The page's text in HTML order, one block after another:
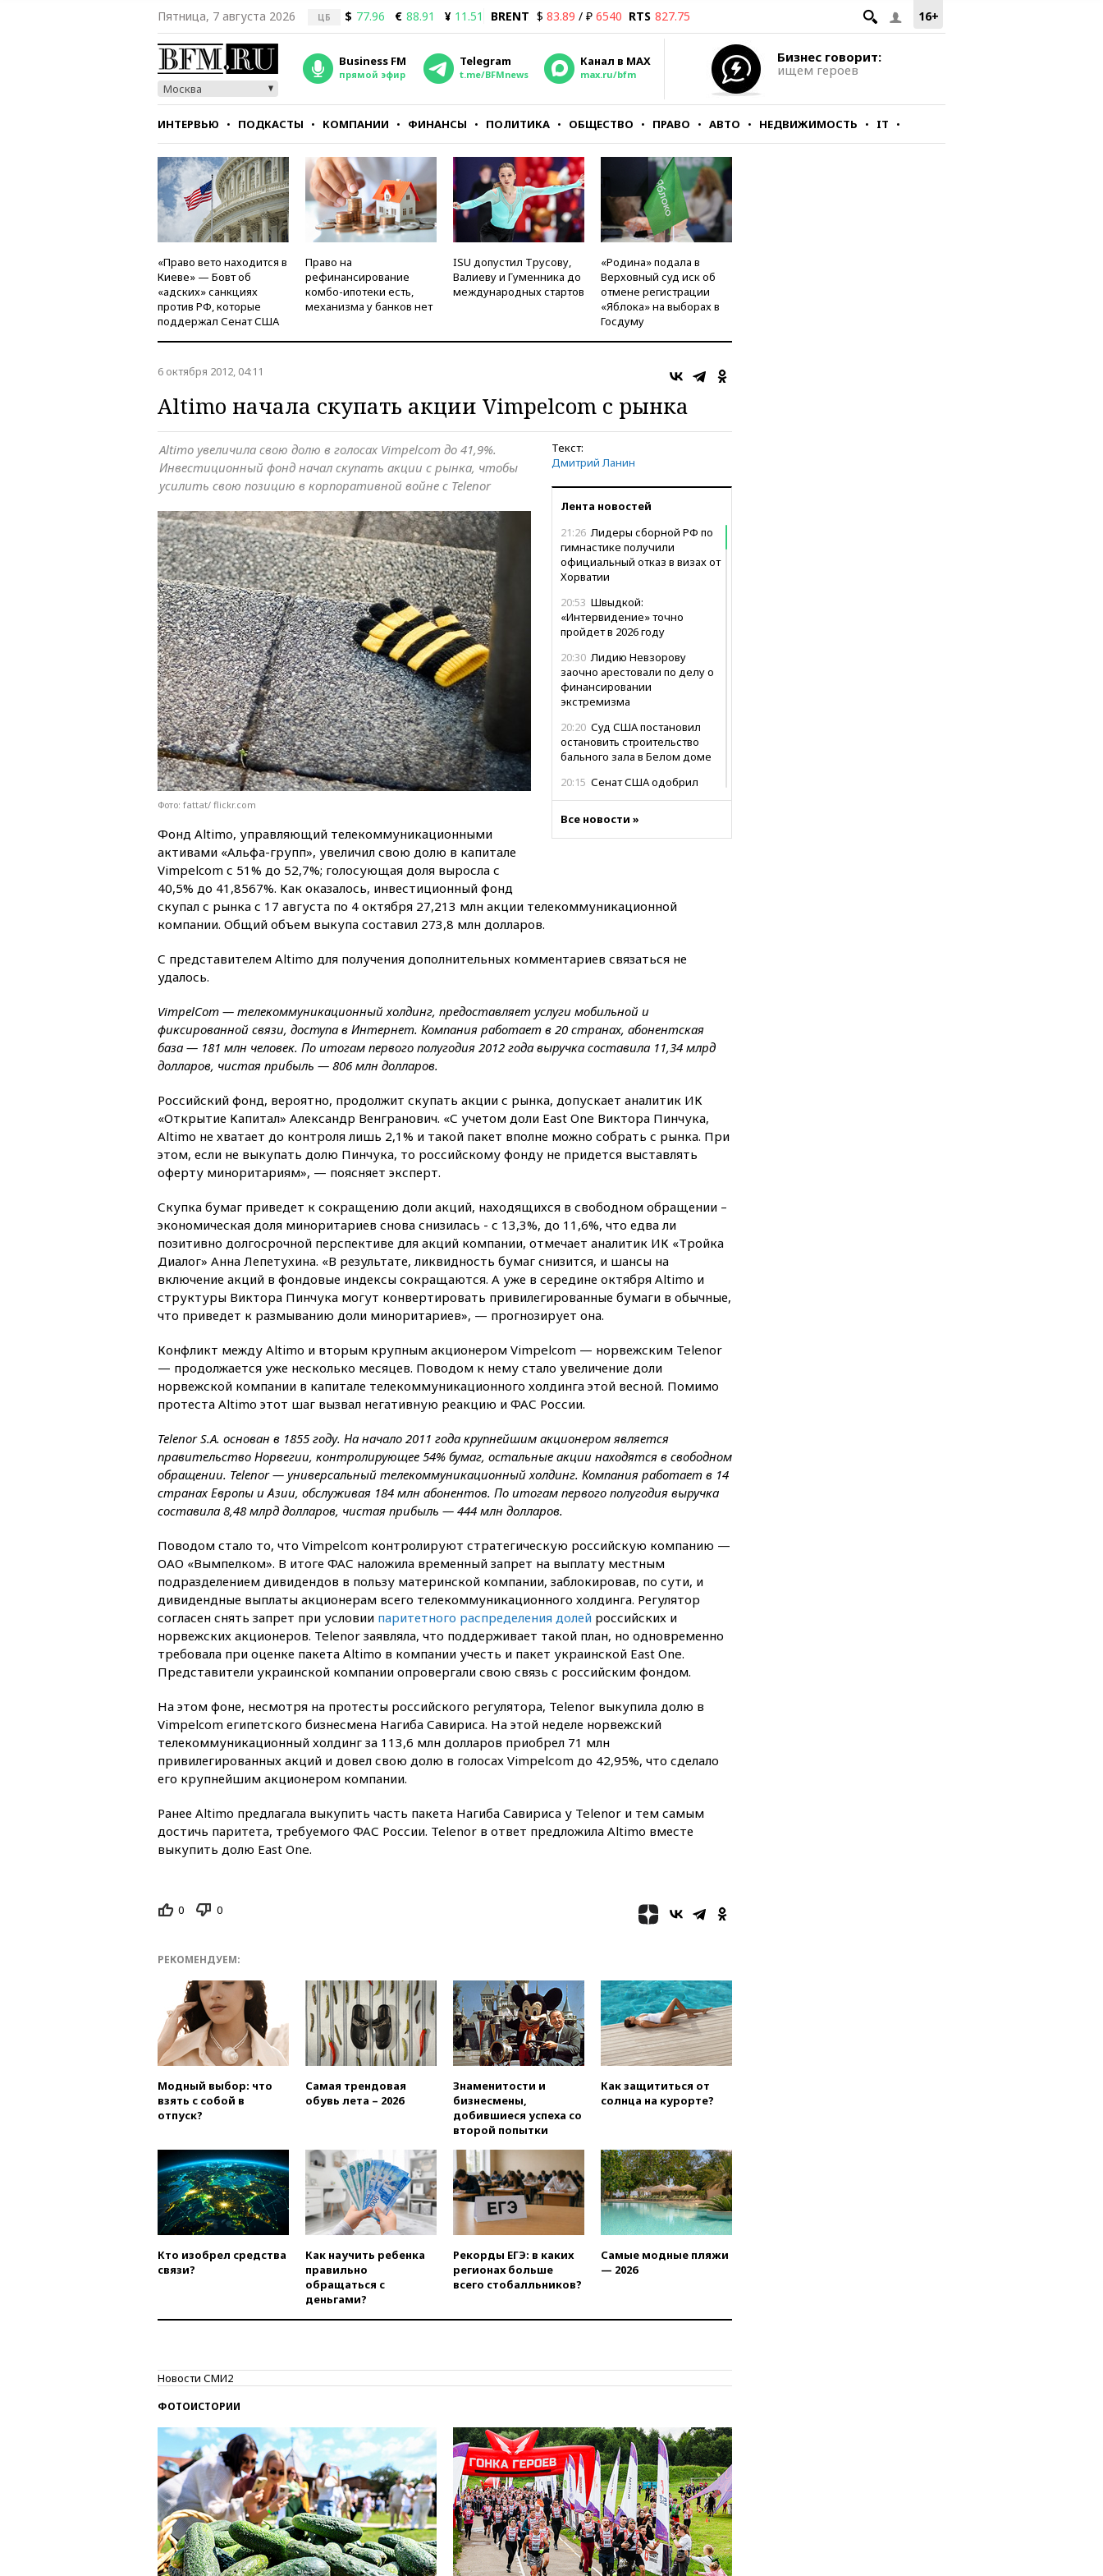
16+
Пятница, 7 августа 2026 ЦБ $ 77.96 € 88.91 ¥ 11.51 BRENT $ 83.89 / ₽ 6540 RTS 827.75
Москва
Business FM
прямой эфир
Telegram
t.me/BFMnews
Канал в MAX
max.ru/bfm
Бизнес говорит:
ищем героев
ИНТЕРВЬЮ ПОДКАСТЫ КОМПАНИИ ФИНАНСЫ ПОЛИТИКА ОБЩЕСТВО ПРАВО АВТО НЕДВИЖИМОСТЬ IT
СТИЛЬ ТЕСТЫ
«Право вето находится в
Киеве» — Бовт об
«адских» санкциях
против РФ, которые
поддержал Сенат США
Право на
рефинансирование
комбо-ипотеки есть,
механизма у банков нет
ISU допустил Трусову,
Валиеву и Гуменника до
международных стартов
«Родина» подала в
Верховный суд иск об
отмене регистрации
«Яблока» на выборах в
Госдуму
6 октября 2012, 04:11
Altimo начала скупать акции Vimpelcom с рынка
Текст:
Дмитрий Ланин
Лента новостей
21:26 Лидеры сборной РФ по
гимнастике получили
официальный отказ в визах от
Хорватии
20:53 Швыдкой:
«Интервидение» точно
пройдет в 2026 году
20:30 Лидию Невзорову
заочно арестовали по делу о
финансировании
экстремизма
20:20 Суд США постановил
остановить строительство
бального зала в Белом доме
20:15 Сенат США одобрил
ужесточение санкций против
20:00СК возбудил дело
19:45 ISU предоставил
в Сербию
19:19Россиянка погибла во
Французских Альпах
ликвидировано
18:55Минобороны отчиталось
об ударах по двум украинским
сухогрузам в Черном море
олимпиаде по ИИ
Два человека погибли в
результате удара ВСУ по
многоэтажке в Керчи
18:25Беспилотник атаковал
турецкий сухогруз у
побережья Новороссийска
18:18Товарооборот Китая и
России вырос в этом году
более чем на четверть
17:55
17:48Bloomberg:
авиакомпании США обязали
проверить самолеты Boeing на
наличие трещин
ребенок погиб при падении из
окна десятого этажа
17:17Bloomberg:
киберкомандование США
расследует серию
самоубийств своих служащих
17:00Сняты ограничения на
полеты в аэропорту
Геленджика
16:50 В Братиславе загорелся
крупнейший НПЗ Slovnaft
16:45 «Яблоко» подаст иск к
депутату Госдумы Алексею
шесть гимнастов сборной
России не получили визы на
перекрывали второй раз за
15:45
Верховный суд 10
августа рассмотрит иск о
снятии «Яблока» с выборов
15:35
Четыре человека
пострадали при пожаре на
складе с красками в Брянске
«Аэрофлот» с 1 октября
возобновит ежедневные
Турция, Саудовская
Аравия и Пакистан
объединились в военный
альянс
14:39
Экс-издатель Popcorn
по делу о пропаганде ЛГБТ
14:34
товаров для параллельного
одобрил открытие сезона на
105 пляжах в Анапе
сенатора Нарусову в список
кандидатов в Совфед
13:57
Wildberries запустит
программу по открытию
партнерских хабов
13:53Сенаторы Аргентины
одобрили скандальный
законопроект о частной
собственности
Все новости »
Altimo увеличила свою долю в голосах Vimpelcom до 41,9%.
Инвестиционный фонд начал скупать акции с рынка, чтобы
усилить свою позицию в корпоративной войне с Telenor
Фото: fattat/ flickr.com
Фонд Altimo, управляющий телекоммуникационными
активами «Альфа-групп», увеличил свою долю в капитале
Vimpelcom с 51% до 52,7%; голосующая доля выросла с
40,5% до 41,8567%. Как оказалось, инвестиционный фонд
скупал с рынка с 17 августа по 4 октября 27,213 млн акции телекоммуникационной
компании. Общий объем выкупа составил 273,8 млн долларов.
С представителем Altimo для получения дополнительных комментариев связаться не
удалось.
VimpelCom — телекоммуникационный холдинг, предоставляет услуги мобильной и
фиксированной связи, доступа в Интернет. Компания работает в 20 странах, абонентская
база — 181 млн человек. По итогам первого полугодия 2012 года выручка составила 11,34 млрд
долларов, чистая прибыль — 806 млн долларов.
Российский фонд, вероятно, продолжит скупать акции с рынка, допускает аналитик ИК
«Открытие Капитал» Александр Венгранович. «С учетом доли East One Виктора Пинчука,
Altimo не хватает до контроля лишь 2,1% и такой пакет вполне можно собрать с рынка. При
этом, если не выкупать долю Пинчука, то российскому фонду не придется выставлять
оферту миноритариям», — поясняет эксперт.
Скупка бумаг приведет к сокращению доли акций, находящихся в свободном обращении –
экономическая доля миноритариев снова снизилась - с 13,3%, до 11,6%, что едва ли
позитивно долгосрочной перспективе для акций компании, отмечает аналитик ИК «Тройка
Диалог» Анна Лепетухина. «В результате, ликвидность бумаг снизится, и шансы на
включение акций в фондовые индексы сокращаются. А уже в середине октября Altimo и
структуры Виктора Пинчука могут конвертировать привилегированные бумаги в обычные,
что приведет к размыванию доли миноритариев», — прогнозирует она.
Конфликт между Altimo и вторым крупным акционером Vimpelcom — норвежским Telenor
— продолжается уже несколько месяцев. Поводом к нему стало увеличение доли
норвежской компании в капитале телекоммуникационного холдинга этой весной. Помимо
протеста Altimo этот шаг вызвал негативную реакцию и ФАС России.
Telenor S.A. основан в 1855 году. На начало 2011 года крупнейшим акционером является
правительство Норвегии, контролирующее 54% бумаг, остальные акции находятся в свободном
обращении. Telenor — универсальный телекоммуникационный холдинг. Компания работает в 14
странах Европы и Азии, обслуживая 184 млн абонентов. По итогам первого полугодия выручка
составила 8,48 млрд долларов, чистая прибыль — 444 млн долларов.
Поводом стало то, что Vimpelcom контролируют стратегическую российскую компанию —
ОАО «Вымпелком». В итоге ФАС наложила временный запрет на выплату местным
подразделением дивидендов в пользу материнской компании, заблокировав, по сути, и
дивидендные выплаты акционерам всего телекоммуникационного холдинга. Регулятор
согласен снять запрет при условии паритетного распределения долей российских и
норвежских акционеров. Telenor заявляла, что поддерживает такой план, но одновременно
требовала при оценке пакета Altimo в компании учесть и пакет украинской East One.
Представители украинской компании опровергали свою связь с российским фондом.
На этом фоне, несмотря на протесты российского регулятора, Telenor выкупила долю в
Vimpelcom египетского бизнесмена Нагиба Савириса. На этой неделе норвежский
телекоммуникационный холдинг за 113,6 млн долларов приобрел 71 млн
привилегированных акций и довел свою долю в голосах Vimpelсom до 42,95%, что сделало
его крупнейшим акционером компании.
Ранее Altimo предлагала выкупить часть пакета Нагиба Савириса у Telenor и тем самым
достичь паритета, требуемого ФАС России. Telenor в ответ предложила Altimo вместе
выкупить долю East One.
0 0
РЕКОМЕНДУЕМ:
Модный выбор: что
взять с собой в
отпуск?
Самая трендовая
обувь лета – 2026
Знаменитости и
бизнесмены,
добившиеся успеха со
второй попытки
Как защититься от
солнца на курорте?
Кто изобрел средства
связи?
Как научить ребенка
правильно
обращаться с
деньгами?
Рекорды ЕГЭ: в каких
регионах больше
всего стобалльников?
Самые модные пляжи
— 2026
Новости СМИ2
ФОТОИСТОРИИ